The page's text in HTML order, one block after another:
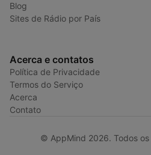
Blog
Sites de Rádio por País
Acerca e contatos
Política de Privacidade
Termos do Serviço
Acerca
Contato
© AppMind 2026. Todos